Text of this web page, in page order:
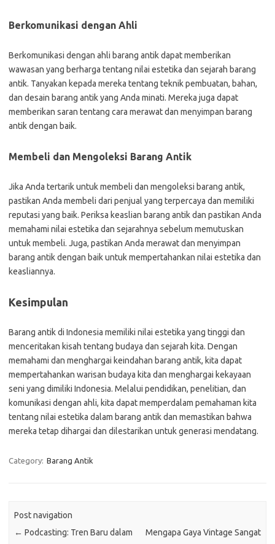
Berkomunikasi dengan Ahli
Berkomunikasi dengan ahli barang antik dapat memberikan
wawasan yang berharga tentang nilai estetika dan sejarah barang
antik. Tanyakan kepada mereka tentang teknik pembuatan, bahan,
dan desain barang antik yang Anda minati. Mereka juga dapat
memberikan saran tentang cara merawat dan menyimpan barang
antik dengan baik.
Membeli dan Mengoleksi Barang Antik
Jika Anda tertarik untuk membeli dan mengoleksi barang antik,
pastikan Anda membeli dari penjual yang terpercaya dan memiliki
reputasi yang baik. Periksa keaslian barang antik dan pastikan Anda
memahami nilai estetika dan sejarahnya sebelum memutuskan
untuk membeli. Juga, pastikan Anda merawat dan menyimpan
barang antik dengan baik untuk mempertahankan nilai estetika dan
keasliannya.
Kesimpulan
Barang antik di Indonesia memiliki nilai estetika yang tinggi dan
menceritakan kisah tentang budaya dan sejarah kita. Dengan
memahami dan menghargai keindahan barang antik, kita dapat
mempertahankan warisan budaya kita dan menghargai kekayaan
seni yang dimiliki Indonesia. Melalui pendidikan, penelitian, dan
komunikasi dengan ahli, kita dapat memperdalam pemahaman kita
tentang nilai estetika dalam barang antik dan memastikan bahwa
mereka tetap dihargai dan dilestarikan untuk generasi mendatang.
Category: Barang Antik
Post navigation
← Podcasting: Tren Baru dalam
Mengapa Gaya Vintage Sangat